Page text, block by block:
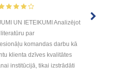
UN IETEIKUMI Analizējot
par
komandas darbu kā
klienta dzīves kvalitātes
institūcijā, tikai izstrādāti